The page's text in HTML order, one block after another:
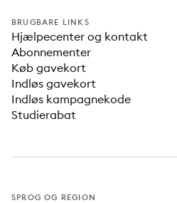
BRUGBARE LINKS
Hjælpecenter og kontakt
Abonnementer
Køb gavekort
Indløs gavekort
Indløs kampagnekode
Studierabat
SPROG OG REGION